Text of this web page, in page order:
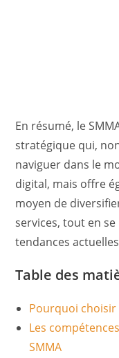
En résumé, le
stratégique qui,
naviguer dans le
digital, mais offre
moyen de
services, tout en
tendances
Table des
Pourquoi choisir
Les
SMMA